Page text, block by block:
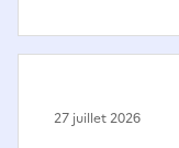
27 juillet 2026